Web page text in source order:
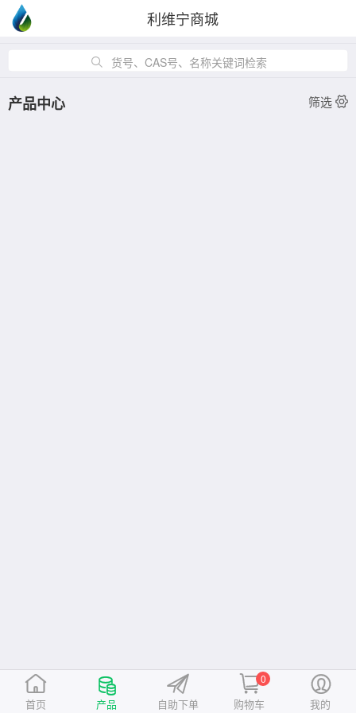
利维宁商城
货号、CAS号、名称关键词检索
产品中心 筛选
首页 产品 自助下单
0
购物车 我的